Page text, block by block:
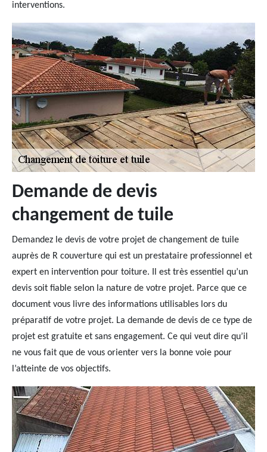
interventions.
Demande de devis
changement de tuile
Demandez le devis de votre projet de changement de tuile
auprès de R couverture qui est un prestataire professionnel et
expert en intervention pour toiture. Il est très essentiel qu’un
devis soit fiable selon la nature de votre projet. Parce que ce
document vous livre des informations utilisables lors du
préparatif de votre projet. La demande de devis de ce type de
projet est gratuite et sans engagement. Ce qui veut dire qu’il
ne vous fait que de vous orienter vers la bonne voie pour
l’atteinte de vos objectifs.